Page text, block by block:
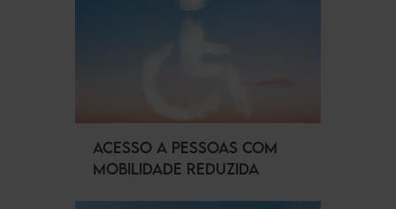
ACESSO A PESSOAS COM
MOBILIDADE REDUZIDA